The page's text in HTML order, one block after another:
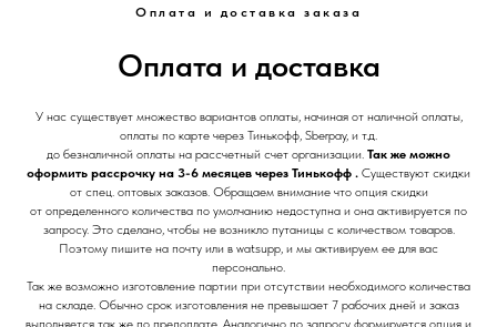
Оплата и доставка заказа
Оплата и доставка
У нас существует множество вариантов оплаты, начиная от наличной оплаты,
оплаты по карте через Тинькофф, Sberpay, и т.д.
до безналичной оплаты на рассчетный счет организации. Так же можно
оформить рассрочку на 3-6 месяцев через Тинькофф . Существуют скидки
от спец. оптовых заказов. Обращаем внимание что опция скидки
от определенного количества по умолчанию недоступна и она активируется по
запросу. Это сделано, чтобы не возникло путаницы с количеством товаров.
Поэтому пишите на почту или в watsupp, и мы активируем ее для вас
персонально.
Так же возможно изготовление партии при отсутствии необходимого количества
на складе. Обычно срок изготовления не превышает 7 рабочих дней и заказ
выполняется так же по предоплате. Аналогично по запросу формируется опция и